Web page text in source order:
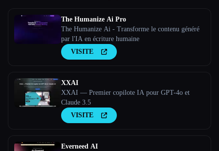
The Humanize Ai Pro
The Humanize Ai - Transforme le contenu généré
par l'IA en écriture humaine
VISITE
XXAI
XXAI — Premier copilote IA pour GPT-4o et
Claude 3.5
VISITE
Everneed AI